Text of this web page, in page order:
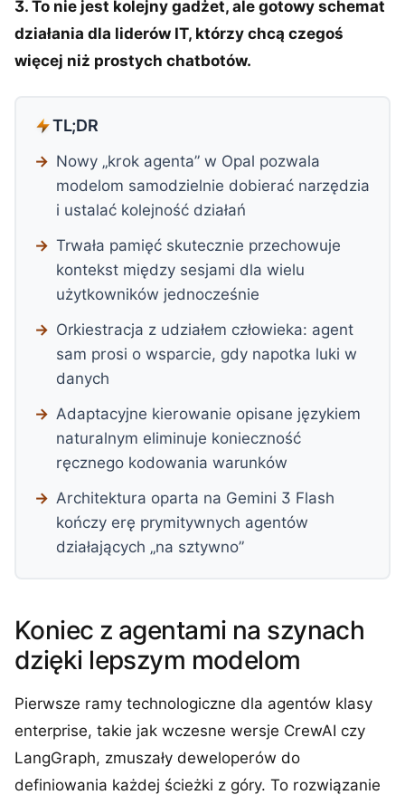
3. To nie jest kolejny gadżet, ale gotowy schemat
działania dla liderów IT, którzy chcą czegoś
więcej niż prostych chatbotów.
TL;DR
Nowy „krok agenta” w Opal pozwala
modelom samodzielnie dobierać narzędzia
i ustalać kolejność działań
Trwała pamięć skutecznie przechowuje
kontekst między sesjami dla wielu
użytkowników jednocześnie
Orkiestracja z udziałem człowieka: agent
sam prosi o wsparcie, gdy napotka luki w
danych
Adaptacyjne kierowanie opisane językiem
naturalnym eliminuje konieczność
ręcznego kodowania warunków
Architektura oparta na Gemini 3 Flash
kończy erę prymitywnych agentów
działających „na sztywno”
Koniec z agentami na szynach
dzięki lepszym modelom
Pierwsze ramy technologiczne dla agentów klasy
enterprise, takie jak wczesne wersje CrewAI czy
LangGraph, zmuszały deweloperów do
definiowania każdej ścieżki z góry. To rozwiązanie